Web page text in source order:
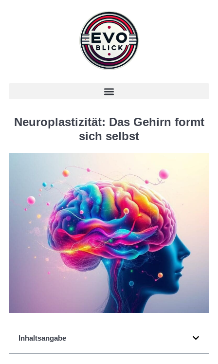
Neuroplastizität: Das Gehirn formt
sich selbst
Inhaltsangabe